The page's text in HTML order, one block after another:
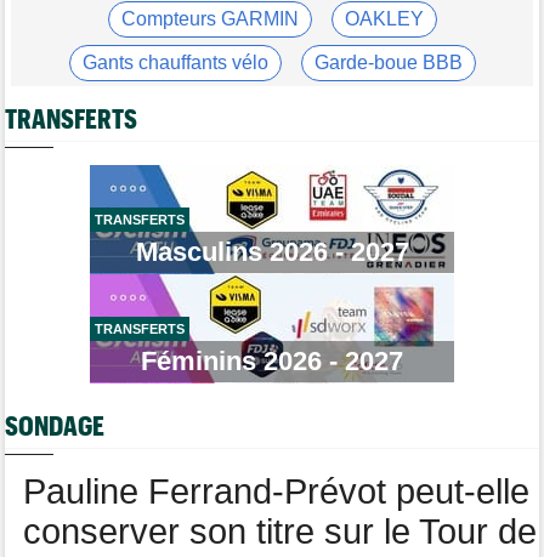
Tour d'Espagne
Primoz Roglic pourrait manquer La Vuelta... pas remis de sa
chute
Lars Boom : "Célia Géry dit qu'elle n'a rien fait de mal"
Lorena Wiebes va ramener le maillot vert à Nice !
Tour de Pologne
Stefan Küng la 7e étape, Brenner le général... jackpot pour
Romain Bardet hospitalisé après une chute dans la descente du
Mont Ventoux
Tour de Pologne
Louis Barré, son 1er succès chez les pros : "J'étais déterminé"
Tour de France Femmes
Compteurs GARMIN OAKLEY
Gants chauffants vélo Garde-boue BBB
Casque ABUS
TRANSFERTS
TRANSFERTS
Masculins 2026 - 2027
TRANSFERTS
Féminins 2026 - 2027
SONDAGE
Pauline Ferrand-Prévot peut-elle
conserver son titre sur le Tour de